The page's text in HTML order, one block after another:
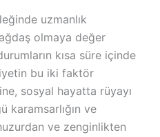
uzmanlık
olmaya değer
kısa süre içinde
bu iki faktör
sosyal hayatta rüyayı
karamsarlığın ve
ve zenginlikten